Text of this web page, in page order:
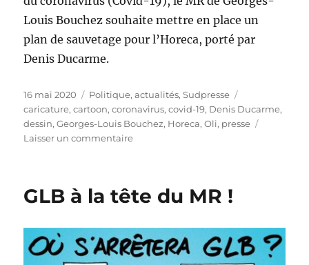
Louis Bouchez souhaite mettre en place un
plan de sauvetage pour l’Horeca, porté par
Denis Ducarme.
Publié
le
16 mai 2020 Catégories
Politique, actualités,Sudpresse
caricature,cartoon,coronavirus,covid-19, Denis Ducarme,
dessin,Georges-Louis Bouchez, Horeca,Oli, presse
Laisser un commentairesur
pour
GLB à la tête du MR !